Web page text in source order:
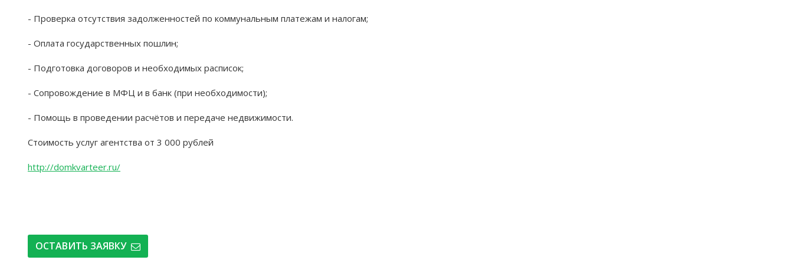
- Проверка отсутствия задолженностей по коммунальным платежам и налогам;
- Оплата государственных пошлин;
- Подготовка договоров и необходимых расписок;
- Сопровождение в МФЦ и в банк (при необходимости);
- Помощь в проведении расчётов и передаче недвижимости.
Стоимость услуг агентства от 3 000 рублей
http://domkvarteer.ru/
ОСТАВИТЬ ЗАЯВКУ